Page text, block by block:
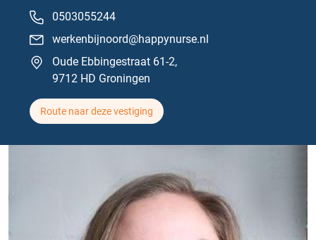
0503055244
werkenbijnoord@happynurse.nl
Oude Ebbingestraat 61-2,
9712 HD Groningen
Route naar deze vestiging